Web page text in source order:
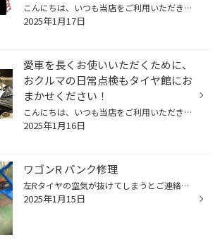
こんにちは、いつも当店をご利用いただきましてありがとうございます。 本日より、コクピット・タイヤ館の一部店舗におきまして、 期間限定！ サイズ限定！！ 数量限定！！！ で、お得にタイヤをお求めいただけるスペシャルプライスデーがスタートします。 もちろん、当店でもご提供しております。 ...
2025年1月17日
愛車を長くお使いいただくために、
おクルマの日常点検もタイヤ館にお
まかせください！
こんにちは、いつも当店をご利用いただきましてありがとうございます。 突然ですが、おクルマの日常点検を最後にされたのはいつだったか覚えていらっしゃいますか？ 最近では、おクルマを長く乗り続ける方が増えてきているようで、 当店にもおクルマを大事に乗られているお客様が多くいらっしゃいま...
2025年1月16日
ワゴンR パンク修理
左Rタイヤの空気が抜けてしまうとご連絡がありご来店して頂くと… 釘が刺さってしまっていました_:(´ཀ`」 ∠): ホイールからタイヤを外して中を見てみると… 内部にシワもなく修理できる状態だったのでパンクの内外面修理にて作業します！ 内外面修理はこちらのパッチを使って… 内側から修理します！ ...
2025年1月15日